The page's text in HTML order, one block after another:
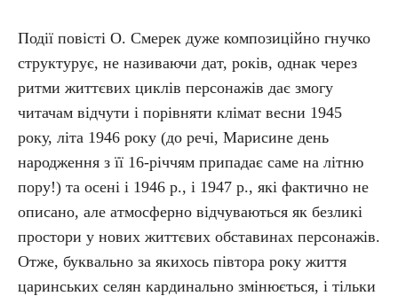
Події повісті О. Смерек дуже композиційно гнучко
структурує, не називаючи дат, років, однак через
ритми життєвих циклів персонажів дає змогу
читачам відчути і порівняти клімат весни 1945
року, літа 1946 року (до речі, Марисине день
народження з її 16-річчям припадає саме на літню
пору!) та осені і 1946 р., і 1947 р., які фактично не
описано, але атмосферно відчуваються як безликі
простори у нових життєвих обставинах персонажів.
Отже, буквально за якихось півтора року життя
царинських селян кардинально змінюється, і тільки